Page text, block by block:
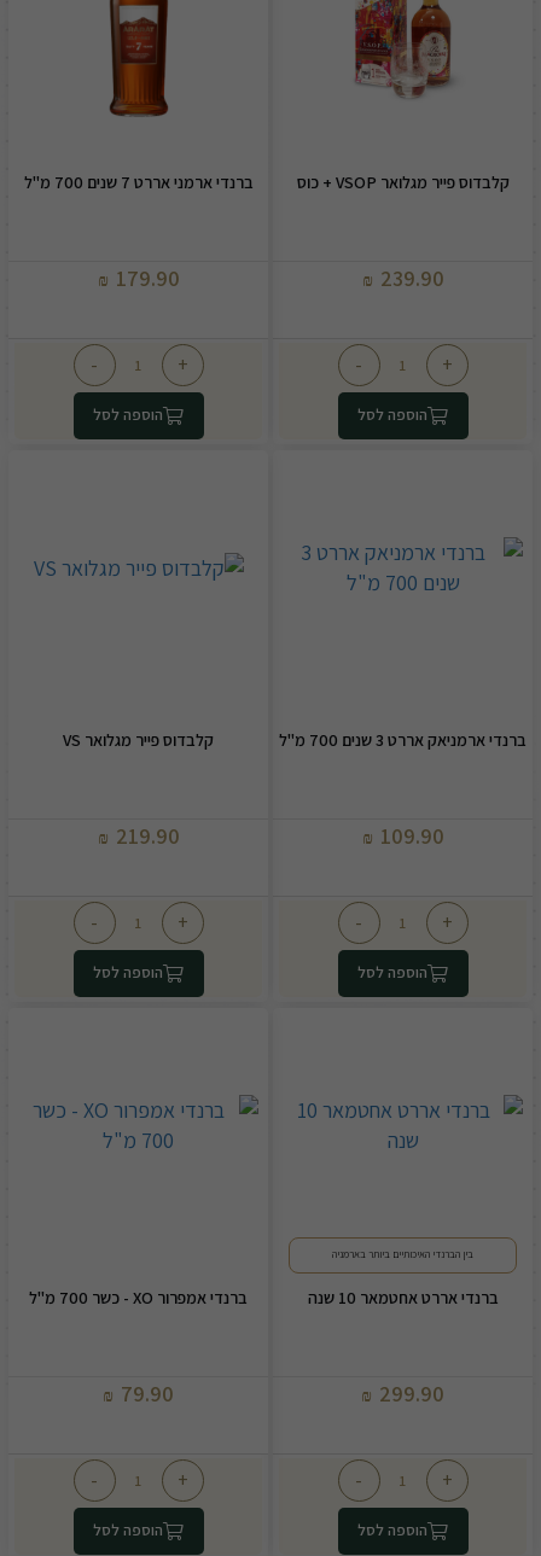
קלבדוס פייר מגלואר VSOP + כוס
239.90
₪
+
-
הוספה לסל
ברנדי ארמני אררט 7 שנים 700 מ"ל
179.90
₪
+
-
הוספה לסל
ברנדי ארמניאק אררט 3 שנים 700 מ"ל
109.90
₪
+
-
הוספה לסל
קלבדוס פייר מגלואר VS
219.90
₪
+
-
הוספה לסל
בין הברנדי האיכותיים ביותר בארמניה
ברנדי אררט אחטמאר 10 שנה
299.90
₪
+
-
הוספה לסל
ברנדי אמפרור XO - כשר 700 מ"ל
79.90
₪
+
-
הוספה לסל